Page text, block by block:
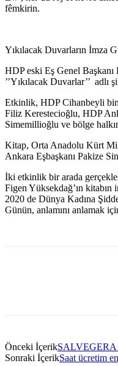
fêmkirin.
Yıkılacak Duvarların İmza
HDP eski Eş Genel
’’Yıkılacak Duvarlar’’ adlı
Etkinlik, HDP Cihanbeyli
Filiz Kerestecioğlu, HDP
Simemillioğlu ve bölge
Kitap, Orta Anadolu Kürt
Ankara Eşbaşkanı Pakize
İki etkinlik bir arada
Figen Yüksekdağ’ın kitabın
2020 de Dünya Kadına
Günün, anlamını anlamak
Önceki İçerik
Sonraki İçerikSaat ücretim